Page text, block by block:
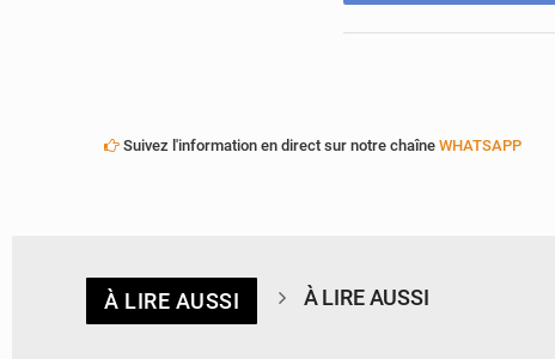
Suivez l'information en direct sur notre chaîne WHATSAPP
À LIRE AUSSI À LIRE AUSSI